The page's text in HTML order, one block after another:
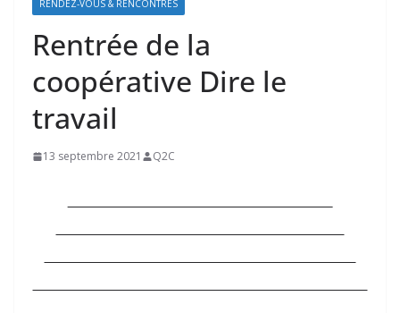
RENDEZ-VOUS & RENCONTRES
Rentrée de la
coopérative Dire le
travail
13 septembre 2021 Q2C